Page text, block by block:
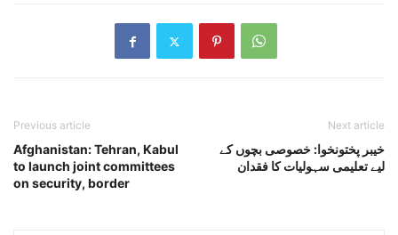
Previous article
Afghanistan: Tehran, Kabul
to launch joint committees
on security, border
Next article
خیبر پختونخوا: خصوصی بچوں کے
لیے تعلیمی سہولیات کا فقدان